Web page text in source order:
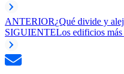
ANTERIOR¿Qué divide y
SIGUIENTELos edificios